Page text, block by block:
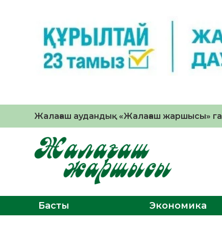
Жалағаш аудандық «Жалағаш жаршысы»
Басты Экономика